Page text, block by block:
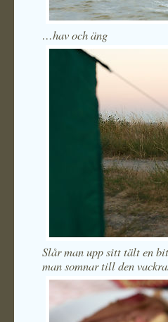
…hav och äng
Slår man upp sitt tält en
man somnar tillden